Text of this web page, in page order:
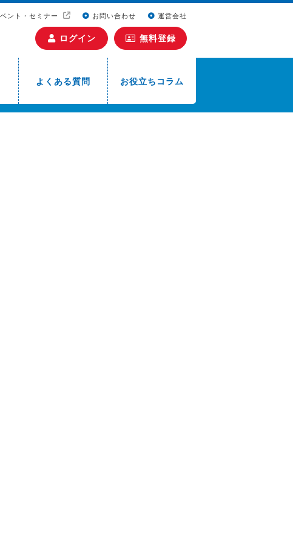
ント・セミナー お問い合わせ 運営会社
ログイン 無料登録
よくある質問 お役立ちコラム